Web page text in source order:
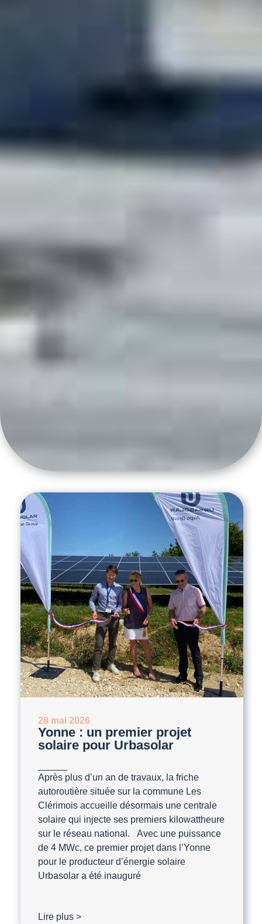
28 mai 2026
Yonne : un premier projet
solaire pour Urbasolar
Après plus d’un an de travaux, la friche
autoroutière située sur la commune Les
Clérimois accueille désormais une centrale
solaire qui injecte ses premiers kilowattheure
sur le réseau national. Avec une puissance
de 4 MWc, ce premier projet dans l’Yonne
pour le producteur d’énergie solaire
Urbasolar a été inauguré
Lire plus >